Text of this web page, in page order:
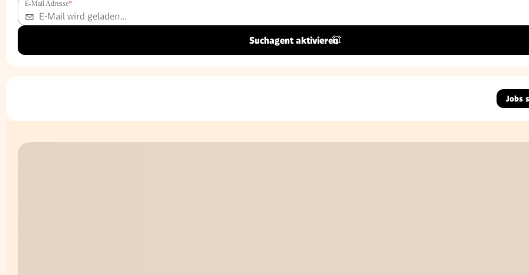
E-Mail Adresse*
Suchagent aktivieren
Jobs